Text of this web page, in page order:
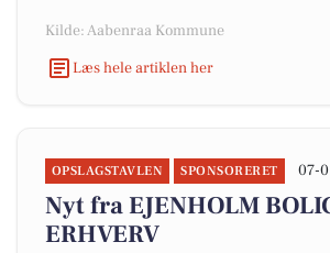
Kilde: Aabenraa Kommune
Læs hele artiklen her
OPSLAGSTAVLEN SPONSORERET 07-
Nyt fra EJENHOLM
ERHVERV